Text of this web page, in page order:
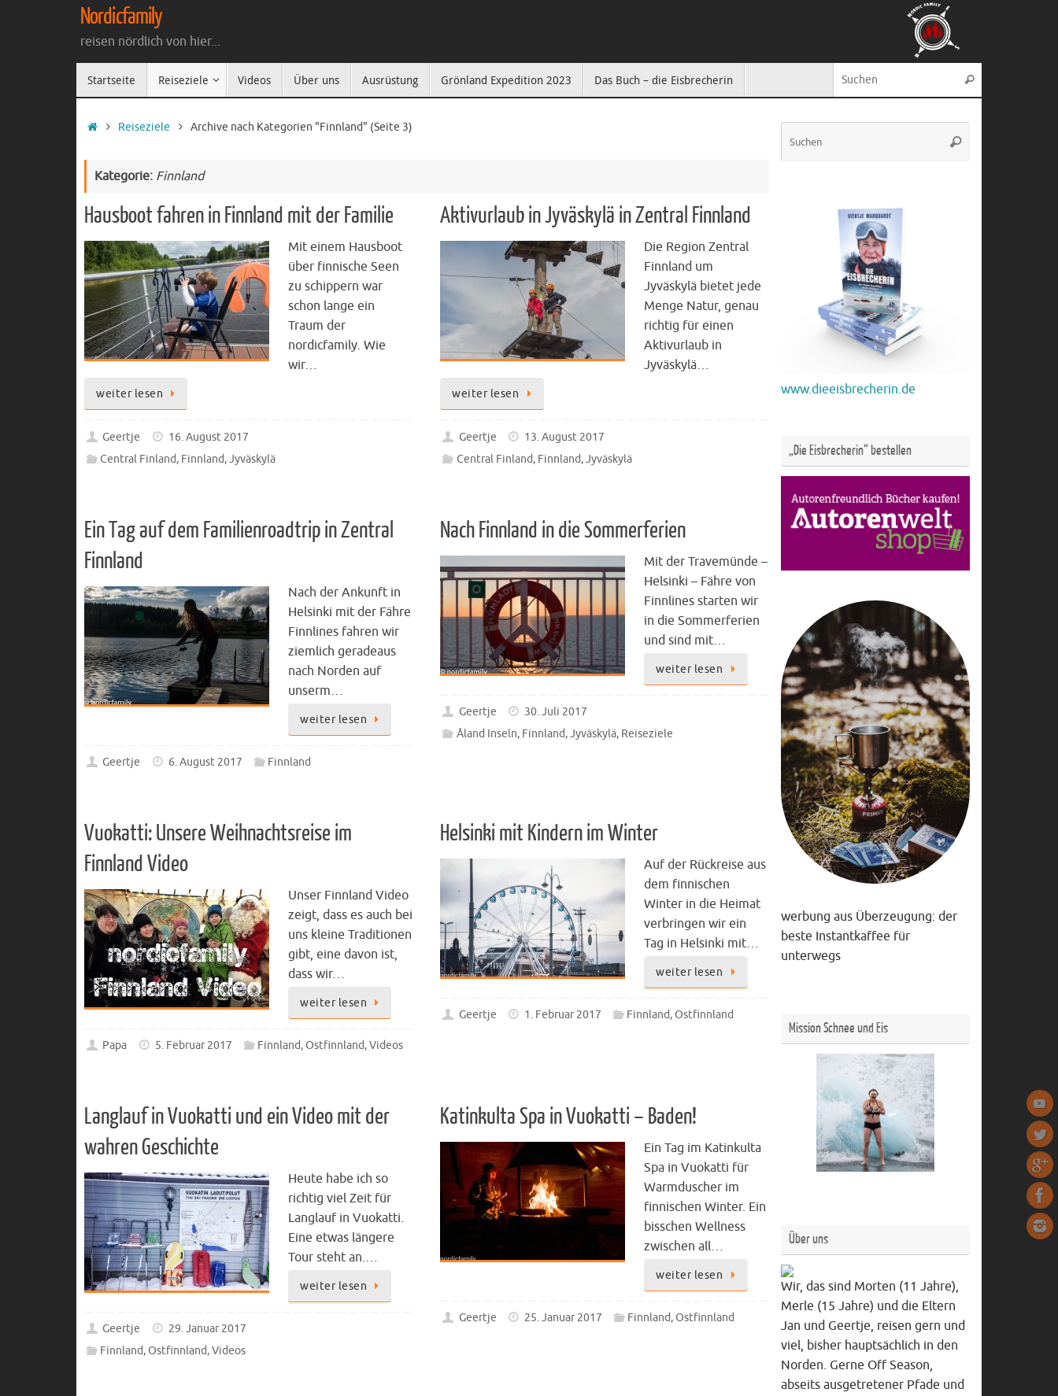
Nordicfamily
reisen nördlich von hier...
Inhalt
Startseite Reiseziele Videos Über uns Ausrüstung Grönland Expedition 2023 Das Buch – die Eisbrecherin Suchen
Startseite
Reiseziele Archive nach Kategorien "Finnland" (Seite 3)
Kategorie: Finnland
Hausboot fahren in Finnland mit der Familie
Mit einem Hausboot
über finnische Seen
zu schippern war
schon lange ein
Traum der
nordicfamily. Wie
wir…
weiter lesen
Geertje
16. August 2017
Central Finland, Finnland,Jyväskylä
Aktivurlaub in Jyväskylä in Zentral Finnland
Die Region Zentral
Finnland um
Jyväskylä bietet jede
Menge Natur, genau
richtig für einen
Aktivurlaub in
Jyväskylä…
weiter lesen
Geertje
13. August 2017
Central Finland, Finnland,Jyväskylä
Ein Tag auf dem Familienroadtrip in Zentral
Finnland
Nach der Ankunft in
Helsinki mit der Fähre
Finnlines fahren wir
ziemlich geradeaus
nach Norden auf
unserm…
weiter lesen
Geertje 6. August 2017 Finnland
Nach Finnland in die Sommerferien
Mit der Travemünde –
Helsinki – Fähre von
Finnlines starten wir
in die Sommerferien
und sind mit…
weiter lesen
Geertje
30. Juli 2017
Åland Inseln, Finnland,Jyväskylä, Reiseziele
Vuokatti: Unsere Weihnachtsreise im
Finnland Video
Unser Finnland Video
zeigt, dass es auch bei
uns kleine Traditionen
gibt, eine davon ist,
dass wir…
weiter lesen
Papa 5. Februar 2017 Finnland,Ostfinnland,Videos
Helsinki mit Kindern im Winter
Auf der Rückreise aus
dem finnischen
Winter in die Heimat
verbringen wir ein
Tag in Helsinki mit…
weiter lesen
Geertje 1. Februar 2017 Finnland,Ostfinnland
Langlauf in Vuokatti und ein Video mit der
wahren Geschichte
Heute habe ich so
richtig viel Zeit für
Langlauf in Vuokatti.
Eine etwas längere
Tour steht an.…
weiter lesen
Geertje
29. Januar 2017
Finnland,Ostfinnland,Videos
Katinkulta Spa in Vuokatti – Baden!
Ein Tag im Katinkulta
Spa in Vuokatti für
Warmduscher im
finnischen Winter. Ein
bisschen Wellness
zwischen all…
weiter lesen
Geertje 25. Januar 2017 Finnland,Ostfinnland
Suchen
www.dieeisbrecherin.de
„Die Eisbrecherin“ bestellen
werbung aus Überzeugung: der
beste Instantkaffee für
unterwegs
Mission Schnee und Eis
Über uns
Wir, das sind Morten (11 Jahre),
Merle (15 Jahre) und die Eltern
Jan und Geertje, reisen gern und
viel, bisher hauptsächlich in den
Norden. Gerne Off Season,
abseits ausgetretener Pfade und